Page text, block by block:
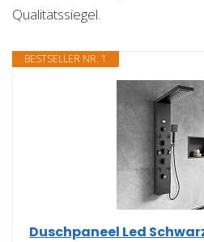
Qualitätssiegel.
BESTSELLER NR. 1
Duschpaneel Led